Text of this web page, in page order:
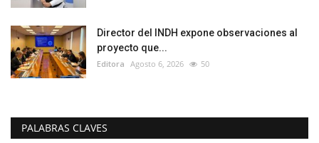
Director del INDH expone observaciones al
proyecto que...
Editora Agosto 6, 2026 50
PALABRAS CLAVES